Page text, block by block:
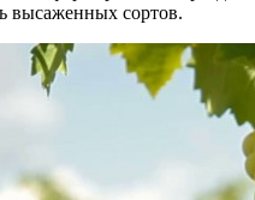
высаженных сортов.